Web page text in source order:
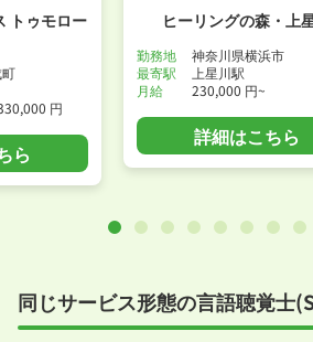
トゥモロー
円
ら
ヒーリングの森・上
勤務地
神奈川県横浜市
最寄駅
上星川駅
月給
230,000 円~
詳細はこちら
同じサービス形態の言語聴覚士